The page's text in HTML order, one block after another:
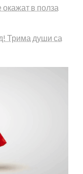
в полза
Трима души са